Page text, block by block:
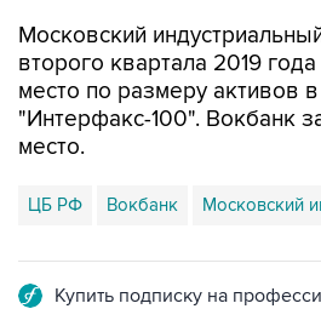
Московский
второго квартала 2019
место по размеру активов
"Интерфакс-100". Вокбанк
место.
ЦБ РФ Вокбанк Московский
Купить подписку на